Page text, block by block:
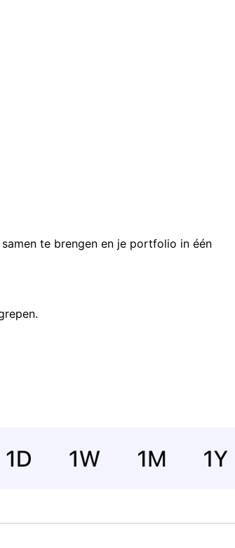
te brengen en je portfolio in één